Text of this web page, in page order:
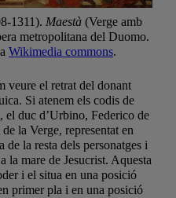
1311). Maestà (Verge amb
metropolitana del Duomo.
Wikimedia commons.
veure el retrat del donant
Si atenem els codis de
el duc d’Urbino, Federico de
la Verge, representat en
la resta dels personatges i
la mare de Jesucrist. Aquesta
i el situa en una posició
primer pla i en una posició